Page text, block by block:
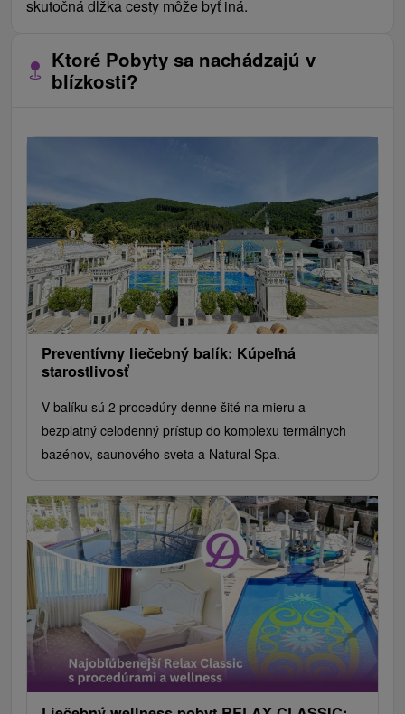
skutočná dĺžka cesty môže byť iná.
Ktoré Pobyty sa nachádzajú v
blízkosti?
Preventívny liečebný balík: Kúpeľná
starostlivosť
V balíku sú 2 procedúry denne šité na mieru a
bezplatný celodenný prístup do komplexu termálnych
bazénov, saunového sveta a Natural Spa.